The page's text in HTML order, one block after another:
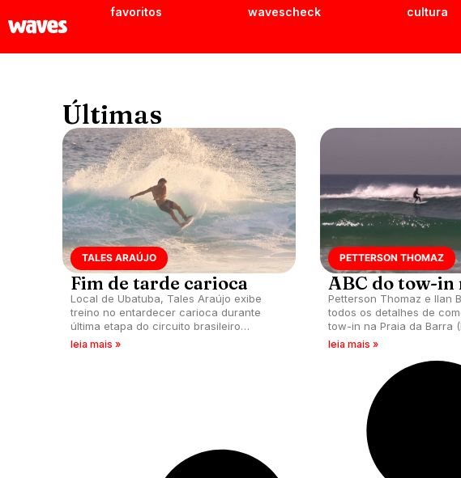
favoritos wavescheck cultura
Últimas
TALES ARAÚJO
Fim de tarde carioca
Local de Ubatuba, Tales Araújo exibe
treino no entardecer carioca durante
última etapa do circuito brasileiro
profissional na Barra da Tijuca, Rio de
leia mais »
PETTERSON THOMAZ
ABC do tow-in
Petterson Thomaz e Ilan
todos os detalhes de
tow-in na Praia da Barra
leia mais »